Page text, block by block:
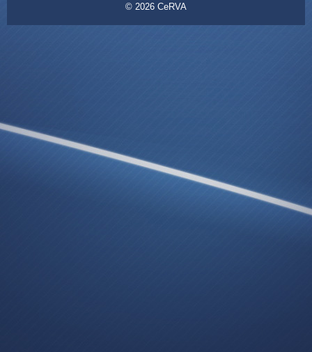
© 2026 CeRVA